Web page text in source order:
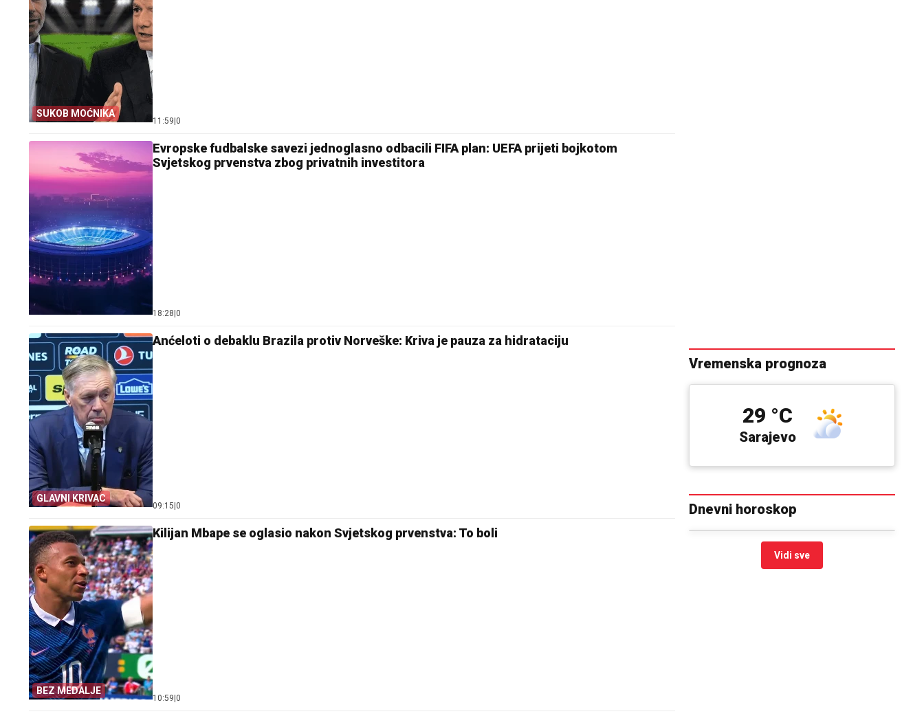
SUKOB MOĆNIKA
11:59 0
Evropske fudbalske savezi jednoglasno odbacili FIFA plan: UEFA prijeti bojkotom
Svjetskog prvenstva zbog privatnih investitora
18:28 0
GLAVNI KRIVAC
Anćeloti o debaklu Brazila protiv Norveške: Kriva je pauza za hidrataciju
09:15 0
BEZ MEDALJE
Kilijan Mbape se oglasio nakon Svjetskog prvenstva: To boli
10:59 0
Vremenska prognoza
Sarajevo
29 °C
Dnevni horoskop
Vidi sve